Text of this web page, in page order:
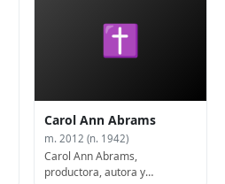
✝
Carol Ann Abrams
m. 2012 (n. 1942)
Carol Ann Abrams,
productora, autora y